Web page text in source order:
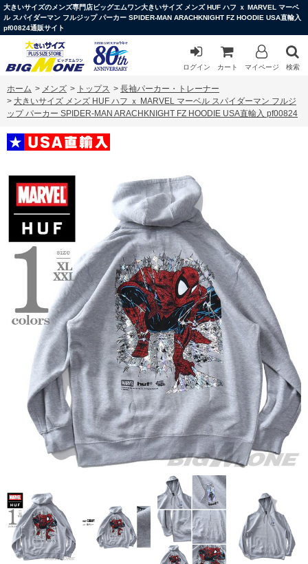
大きいサイズのメンズ専門店ビッグエムワン大きいサイズ メンズ HUF ハフ ｘ MARVEL マーベ
ル スパイダーマン フルジップ パーカー SPIDER-MAN ARACHKNIGHT FZ HOODIE USA直輸入
pf00824通販サイト
ログイン カート マイページ 検索
ホーム > メンズ > トップス > 長袖パーカー・トレーナー
> 大きいサイズ メンズ HUF ハフ ｘ MARVEL マーベル スパイダーマン フルジ
ップ パーカー SPIDER-MAN ARACHKNIGHT FZ HOODIE USA直輸入 pf00824